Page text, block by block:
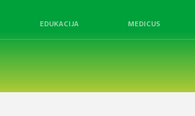
EDUKACIJA MEDICUS